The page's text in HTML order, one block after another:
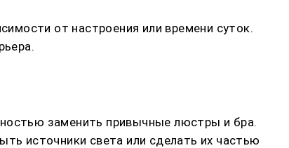
от настроения или времени суток.
заменить привычные люстры и бра.
источники света или сделать их частью